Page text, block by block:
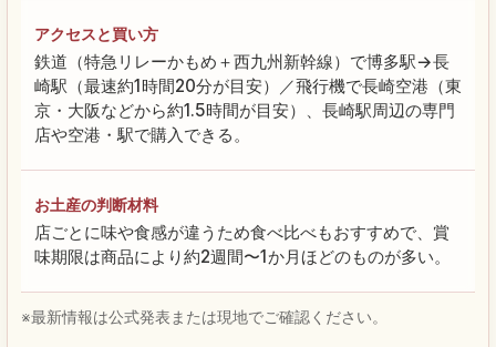
アクセスと買い方
鉄道（特急リレーかもめ＋西九州新幹線）で博多駅→長
崎駅（最速約1時間20分が目安）／飛行機で長崎空港（東
京・大阪などから約1.5時間が目安）、長崎駅周辺の専門
店や空港・駅で購入できる。
お土産の判断材料
店ごとに味や食感が違うため食べ比べもおすすめで、賞
味期限は商品により約2週間〜1か月ほどのものが多い。
※最新情報は公式発表または現地でご確認ください。